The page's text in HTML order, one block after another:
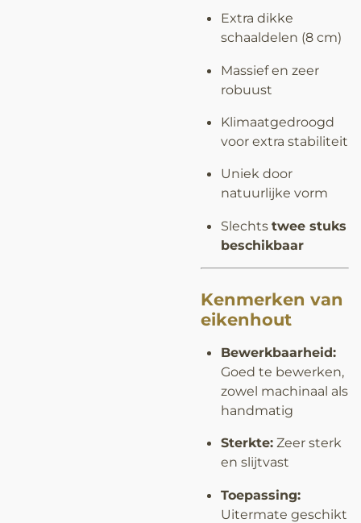
Extra dikke
schaaldelen (8 cm)
Massief en zeer
robuust
Klimaatgedroogd
voor extra stabiliteit
Uniek door
natuurlijke vorm
Slechts twee stuks
beschikbaar
Kenmerken van
eikenhout
Bewerkbaarheid:
Goed te bewerken,
zowel machinaal als
handmatig
Sterkte:Zeer sterk
en slijtvast
Toepassing:
Uitermate geschikt